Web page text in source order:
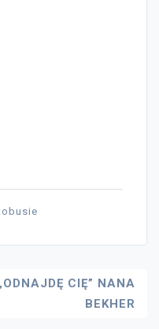
CIĘ” NANA
BEKHER